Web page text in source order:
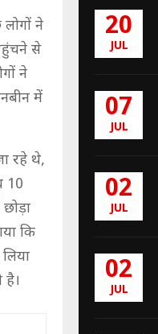
ने
से
ने
में
रहे थे,
10
कि
20
JUL
07
JUL
02
JUL
02
JUL